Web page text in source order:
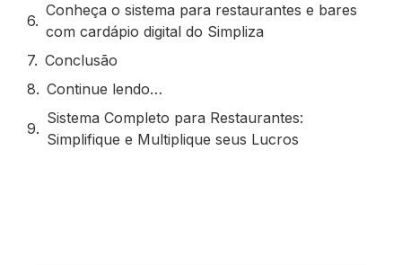
Conheça o sistema para restaurantes e bares
com cardápio digital do Simpliza
Conclusão
Continue lendo…
Sistema Completo para Restaurantes:
Simplifique e Multiplique seus Lucros